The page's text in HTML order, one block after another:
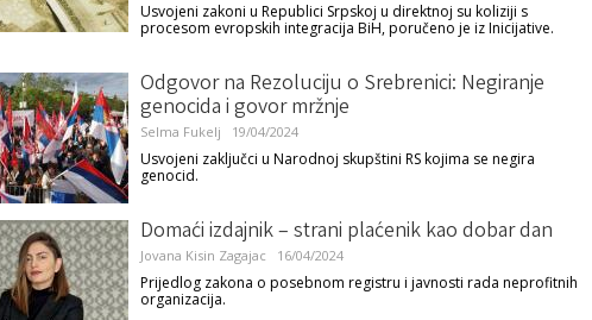
Usvojeni zakoni u Republici Srpskoj u direktnoj su koliziji s
procesom evropskih integracija BiH, poručeno je iz Inicijative.
Odgovor na Rezoluciju o Srebrenici: Negiranje
genocida i govor mržnje
Selma Fukelj 19/04/2024
Usvojeni zaključci u Narodnoj skupštini RS kojima se negira
genocid.
Domaći izdajnik – strani plaćenik kao dobar dan
Jovana Kisin Zagajac 16/04/2024
Prijedlog zakona o posebnom registru i javnosti rada neprofitnih
organizacija.